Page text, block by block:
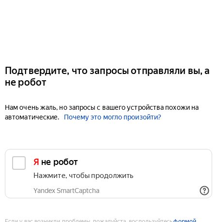
Подтвердите, что запросы отправляли вы, а
не робот
Нам очень жаль, но запросы с вашего устройства похожи на
автоматические.
Почему это могло произойти?
Я не робот
Нажмите, чтобы продолжить
Yandex SmartCaptcha